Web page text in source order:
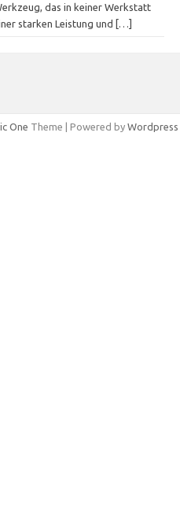
das in keiner Werkstatt
starken Leistung und
[…]
One Theme | Powered by Wordpress